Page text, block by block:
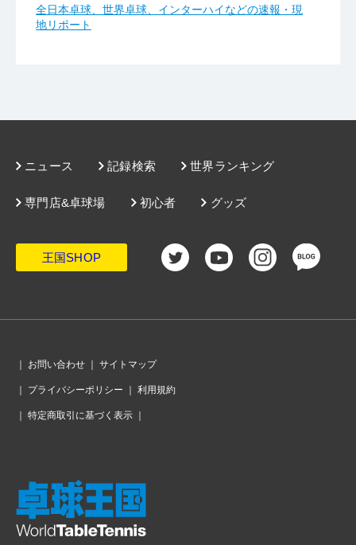
全日本卓球、世界卓球、インターハイなどの速報・現
地リポート
ニュース 記録検索 世界ランキング
グッズ
専門店&卓球場 初心者
王国SHOP
｜ お問い合わせ ｜ サイトマップ
｜ プライバシーポリシー ｜ 利用規約
｜ 特定商取引に基づく表示 ｜